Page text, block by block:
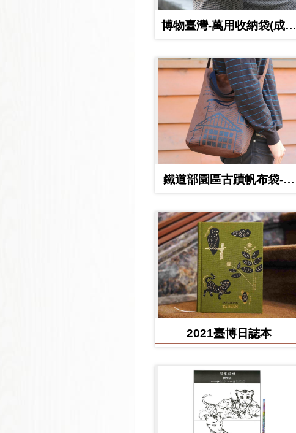
博物臺灣-萬用收納袋(成功
鐵道部園區古蹟帆布袋-食
2021臺博日誌本